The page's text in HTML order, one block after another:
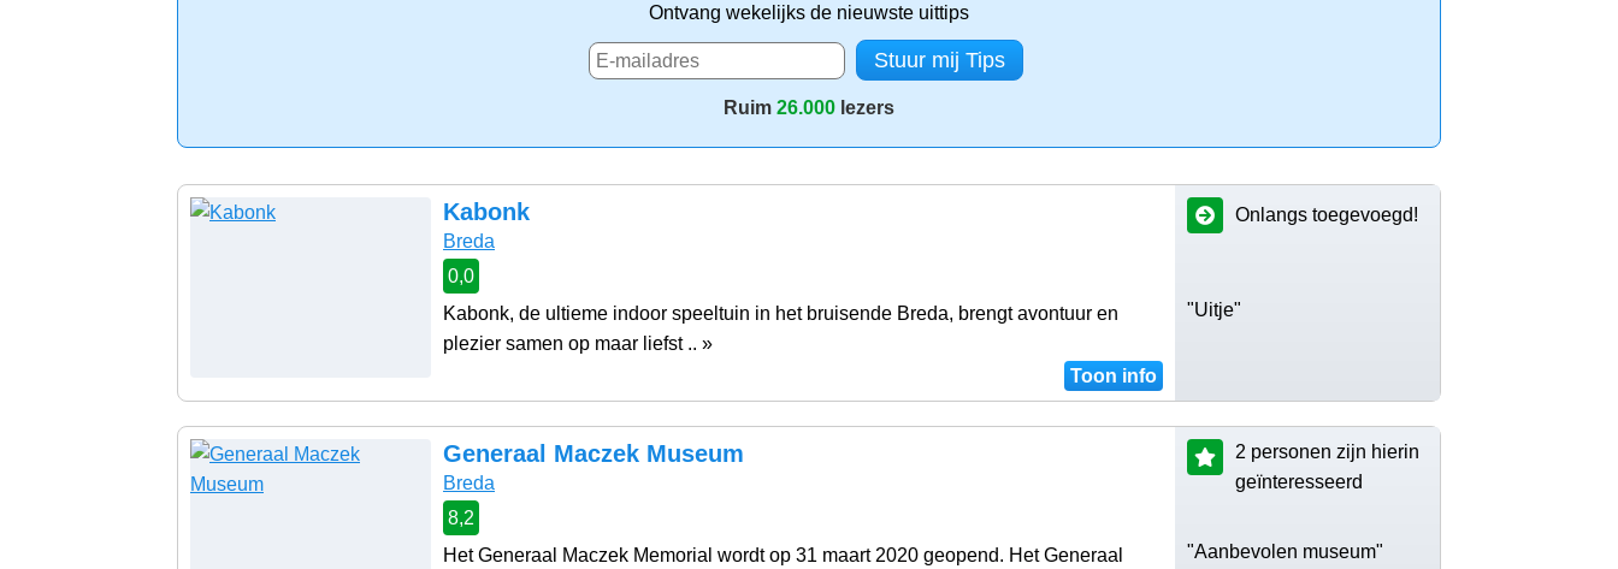
Ontvang wekelijks de nieuwste uittips
Ruim 26.000 lezers
Kabonk
Breda
0,0
Kabonk, de ultieme indoor speeltuin in het bruisende Breda, brengt avontuur en
plezier samen op maar liefst .. »
Toon info
Onlangs toegevoegd!
"Uitje"
Generaal Maczek Museum
Breda
8,2
Het Generaal Maczek Memorial wordt op 31 maart 2020 geopend. Het Generaal
2 personen zijn hierin
geïnteresseerd
"Aanbevolen museum"